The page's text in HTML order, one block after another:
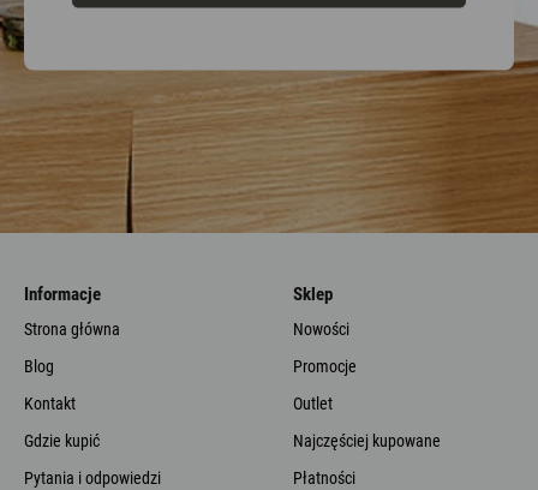
Informacje
Strona główna
Blog
Kontakt
Gdzie kupić
Pytania i odpowiedzi
Sklep
Nowości
Promocje
Outlet
Najczęściej kupowane
Płatności